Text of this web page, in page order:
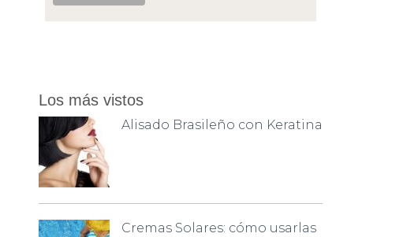
Los más vistos
Alisado Brasileño con Keratina
Cremas Solares: cómo usarlas